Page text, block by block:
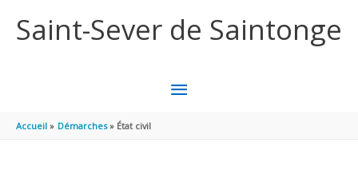
Saint-Sever de Saintonge
MENU
Accueil Démarches État civil